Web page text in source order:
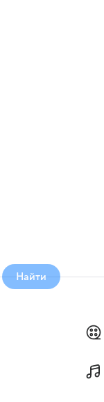
Найти